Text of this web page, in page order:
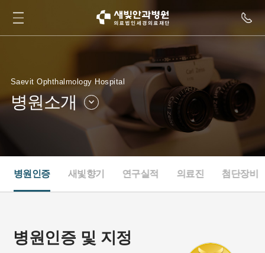
Saevit Ophthalmology Hospital
병원소개
병원소식
새빛TV
인재채용
협력병원
병원인증 새빛향기 연구실적 의료진 첨단장비
병원인증 및 지정